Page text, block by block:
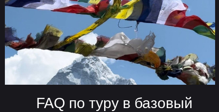
FAQ по туру в базовый
Разработка сайта